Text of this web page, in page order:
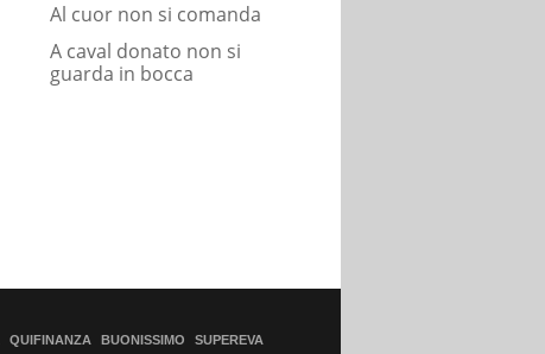
Al cuor non si comanda
A caval donato non si
guarda in bocca
QUIFINANZA BUONISSIMO SUPEREVA